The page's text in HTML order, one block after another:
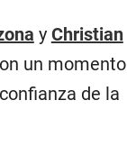
y Christian
un momento
de la